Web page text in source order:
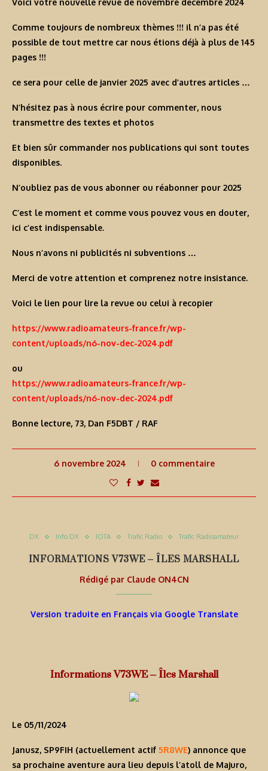
Voici votre nouvelle revue de novembre décembre 2024
Comme toujours de nombreux thèmes !!! il n’a pas été
possible de tout mettre car nous étions déjà à plus de 145
pages !!!
ce sera pour celle de janvier 2025 avec d’autres articles …
N’hésitez pas à nous écrire pour commenter, nous
transmettre des textes et photos
Et bien sûr commander nos publications qui sont toutes
disponibles.
N’oubliez pas de vous abonner ou réabonner pour 2025
C’est le moment et comme vous pouvez vous en douter,
ici c’est indispensable.
Nous n’avons ni publicités ni subventions …
Merci de votre attention et comprenez notre insistance.
Voici le lien pour lire la revue ou celui à recopier
https://www.radioamateurs-france.fr/wp-
content/uploads/n6-nov-dec-2024.pdf
ou
https://www.radioamateurs-france.fr/wp-
content/uploads/n6-nov-dec-2024.pdf
Bonne lecture, 73, Dan F5DBT / RAF
6 novembre 2024 0 commentaire
DX Info DX IOTA Trafic Radio Trafic Radioamateur
INFORMATIONS V73WE – ÎLES MARSHALL
Rédigé par Claude ON4CN
Version traduite en Français via Google Translate
Informations V73WE – Îles Marshall
Le 05/11/2024
Janusz, SP9FIH (actuellement actif 5R8WE) annonce que
sa prochaine aventure aura lieu depuis l’atoll de Majuro,